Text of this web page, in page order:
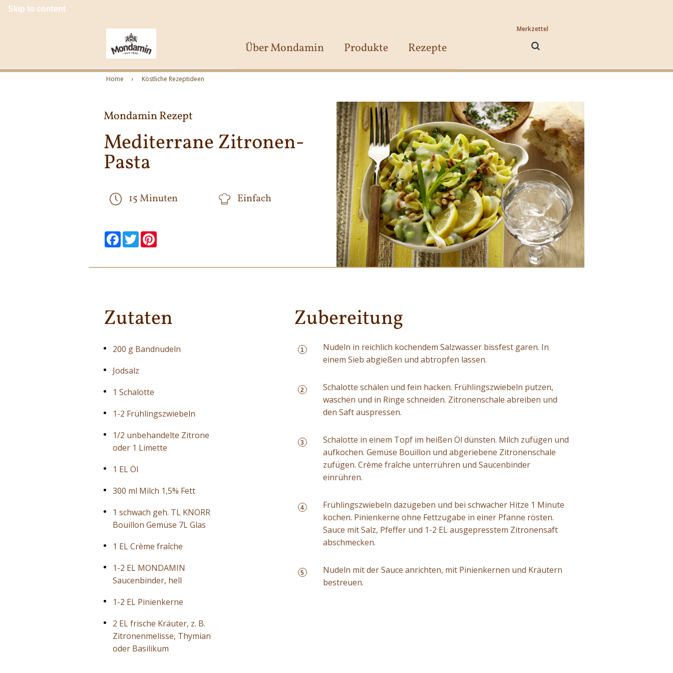
Skip to content
Über Mondamin Produkte Rezepte
Merkzettel
Home Köstliche Rezeptideen
Mondamin Rezept
Mediterrane Zitronen-
Pasta
15 Minuten Einfach
null
Facebook
null null
Twitter
null null
null
Zutaten
200 g Bandnudeln
Jodsalz
1 Schalotte
1-2 Frühlingszwiebeln
1/2 unbehandelte Zitrone
oder 1 Limette
1 EL Öl
300 ml Milch 1,5% Fett
1 schwach geh. TL KNORR
Bouillon Gemüse 7L Glas
1 EL Crème fraîche
1-2 EL MONDAMIN
Saucenbinder, hell
1-2 EL Pinienkerne
2 EL frische Kräuter, z. B.
Zitronenmelisse, Thymian
oder Basilikum
Zubereitung
1
Nudeln in reichlich kochendem Salzwasser bissfest garen. In
einem Sieb abgießen und abtropfen lassen.
2
Schalotte schälen und fein hacken. Frühlingszwiebeln putzen,
waschen und in Ringe schneiden. Zitronenschale abreiben und
den Saft auspressen.
3
Schalotte in einem Topf im heißen Öl dünsten. Milch zufügen und
aufkochen. Gemüse Bouillon und abgeriebene Zitronenschale
zufügen. Crème fraîche unterrühren und Saucenbinder
einrühren.
4
Frühlingszwiebeln dazugeben und bei schwacher Hitze 1 Minute
kochen. Pinienkerne ohne Fettzugabe in einer Pfanne rösten.
Sauce mit Salz, Pfeffer und 1-2 EL ausgepresstem Zitronensaft
abschmecken.
5
Nudeln mit der Sauce anrichten, mit Pinienkernen und Kräutern
bestreuen.